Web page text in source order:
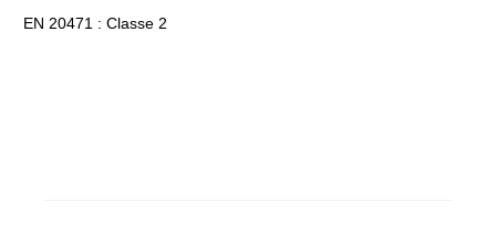
EN 20471 : Classe 2